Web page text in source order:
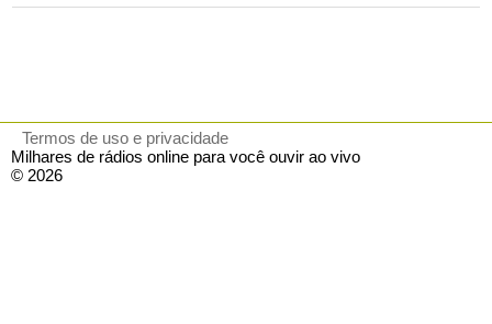
Termos de uso e privacidade
Milhares de rádios online para você ouvir ao vivo
© 2026